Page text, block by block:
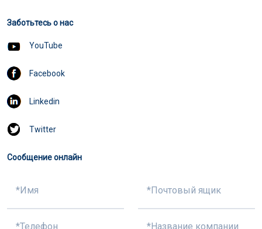
Заботьтесь о нас
YouTube
Facebook
Linkedin
Twitter
Сообщение онлайн